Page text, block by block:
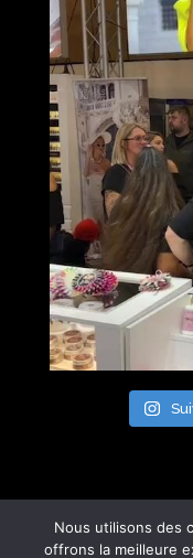
Nous utilisons des
offrons la meilleure